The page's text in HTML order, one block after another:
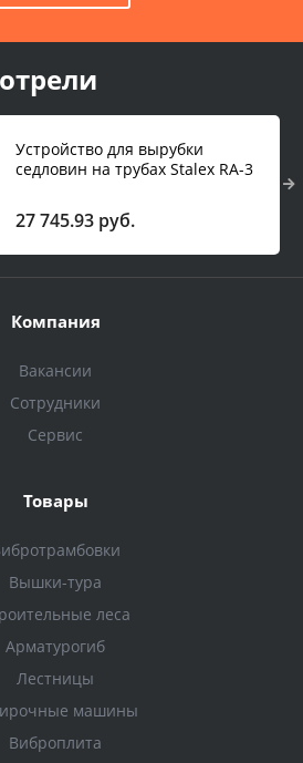
Устройство для вырубки
седловин на трубах Stalex RA-3
27 745.93 руб.
Компания
Вакансии
Сотрудники
Сервис
Товары
Вышки-тура
леса
Арматурогиб
Лестницы
машины
Виброплита